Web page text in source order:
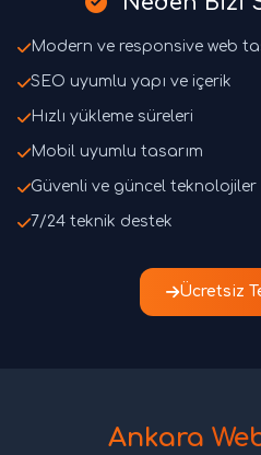
Modern ve responsive web
SEO uyumlu yapı ve içerik
Hızlı yükleme süreleri
Mobil uyumlu tasarım
Güvenli ve güncel teknolojiler
7/24 teknik destek
Ücretsiz
Ankara